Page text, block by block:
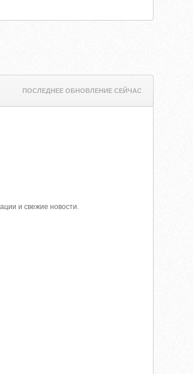
ПОСЛЕДНЕЕ ОБНОВЛЕНИЕ СЕЙЧАС
и свежие новости.